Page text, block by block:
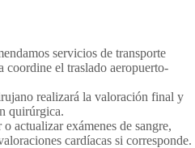
servicios de transporte
coordine el traslado aeropuerto-
realizará la valoración final y
quirúrgica.
o actualizar exámenes de sangre,
cardíacas si corresponde.